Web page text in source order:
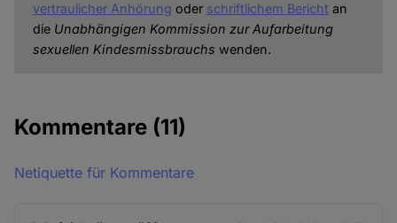
vertraulicher Anhörung oder schriftlichem Bericht an
die Unabhängigen Kommission zur Aufarbeitung
sexuellen Kindesmissbrauchs wenden.
Kommentare (11)
Netiquette für Kommentare